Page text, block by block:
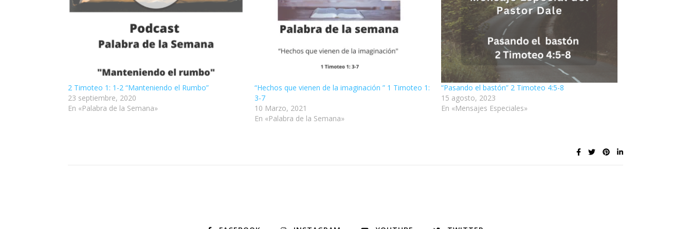
2 Timoteo 1: 1-2 “Manteniendo el Rumbo”
23 septiembre, 2020
En «Palabra de la Semana»
“Hechos que vienen de la imaginación ” 1 Timoteo 1:
3-7
10 Marzo, 2021
En «Palabra de la Semana»
“Pasando el bastón” 2 Timoteo 4:5-8
15 agosto, 2023
En «Mensajes Especiales»